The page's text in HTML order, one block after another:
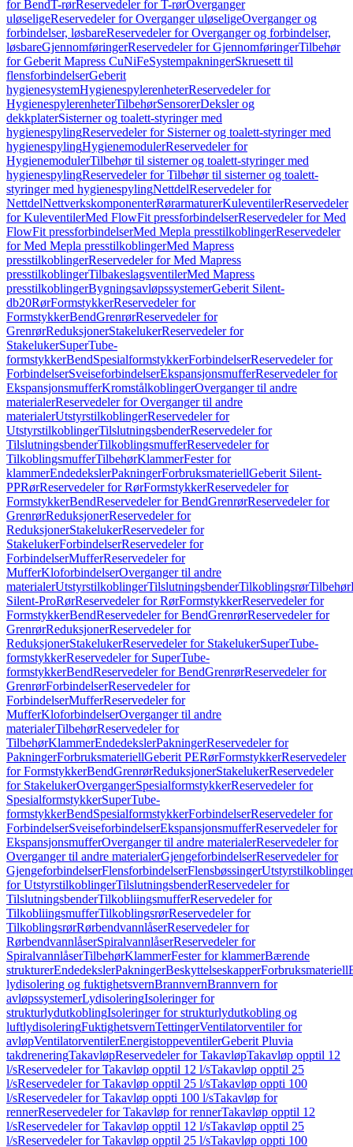
for BendT-rørReservedeler for T-rørOverganger
uløseligeReservedeler for Overganger uløseligeOverganger og
forbindelser, løsbareReservedeler for Overganger og forbindelser,
løsbareGjennomføringerReservedeler for GjennomføringerTilbehør
for Geberit Mapress CuNiFeSystempakningerSkruesett til
flensforbindelserGeberit
hygienesystemHygienespylerenheterReservedeler for
HygienespylerenheterTilbehørSensorerDeksler og
dekkplaterSisterner og toalett-styringer med
hygienespylingReservedeler for Sisterner og toalett-styringer med
hygienespylingHygienemodulerReservedeler for
HygienemodulerTilbehør til sisterner og toalett-styringer med
hygienespylingReservedeler for Tilbehør til sisterner og toalett-
styringer med hygienespylingNettdelReservedeler for
NettdelNettverkskomponenterRørarmaturerKuleventilerReservedeler
for KuleventilerMed FlowFit pressforbindelserReservedeler for Med
FlowFit pressforbindelserMed Mepla presstilkoblingerReservedeler
for Med Mepla presstilkoblingerMed Mapress
presstilkoblingerReservedeler for Med Mapress
presstilkoblingerTilbakeslagsventilerMed Mapress
presstilkoblingerBygningsavløpssystemerGeberit Silent-
db20RørFormstykkerReservedeler for
FormstykkerBendGrenrørReservedeler for
GrenrørReduksjonerStakelukerReservedeler for
StakelukerSuperTube-
formstykkerBendSpesialformstykkerForbindelserReservedeler for
ForbindelserSveiseforbindelserEkspansjonsmufferReservedeler for
EkspansjonsmufferKromstålkoblingerOverganger til andre
materialerReservedeler for Overganger til andre
materialerUtstyrstilkoblingerReservedeler for
UtstyrstilkoblingerTilslutningsbenderReservedeler for
TilslutningsbenderTilkoblingsmufferReservedeler for
TilkoblingsmufferTilbehørKlammerFester for
klammerEndedekslerPakningerForbruksmateriellGeberit Silent-
PPRørReservedeler for RørFormstykkerReservedeler for
FormstykkerBendReservedeler for BendGrenrørReservedeler for
GrenrørReduksjonerReservedeler for
ReduksjonerStakelukerReservedeler for
StakelukerForbindelserReservedeler for
ForbindelserMufferReservedeler for
MufferKloforbindelserOverganger til andre
materialerUtstyrstilkoblingerTilslutningsbenderTilkoblingsrørTilbehør
Silent-ProRørReservedeler for RørFormstykkerReservedeler for
FormstykkerBendReservedeler for BendGrenrørReservedeler for
GrenrørReduksjonerReservedeler for
ReduksjonerStakelukerReservedeler for StakelukerSuperTube-
formstykkerReservedeler for SuperTube-
formstykkerBendReservedeler for BendGrenrørReservedeler for
GrenrørForbindelserReservedeler for
ForbindelserMufferReservedeler for
MufferKloforbindelserOverganger til andre
materialerTilbehørReservedeler for
TilbehørKlammerEndedekslerPakningerReservedeler for
PakningerForbruksmateriellGeberit PERørFormstykkerReservedeler
for FormstykkerBendGrenrørReduksjonerStakelukerReservedeler
for StakelukerOvergangerSpesialformstykkerReservedeler for
SpesialformstykkerSuperTube-
formstykkerBendSpesialformstykkerForbindelserReservedeler for
ForbindelserSveiseforbindelserEkspansjonsmufferReservedeler for
EkspansjonsmufferOverganger til andre materialerReservedeler for
Overganger til andre materialerGjengeforbindelserReservedeler for
GjengeforbindelserFlensforbindelserFlensbøssingerUtstyrstilkoblinger
for UtstyrstilkoblingerTilslutningsbenderReservedeler for
TilslutningsbenderTilkobliingsmufferReservedeler for
TilkobliingsmufferTilkoblingsrørReservedeler for
TilkoblingsrørRørbendvannlåserReservedeler for
RørbendvannlåserSpiralvannlåserReservedeler for
SpiralvannlåserTilbehørKlammerFester for klammerBærende
strukturerEndedekslerPakningerBeskyttelseskapperForbruksmateriell
lydisolering og fuktighetsvernBrannvernBrannvern for
avløpssystemerLydisoleringIsoleringer for
strukturlydutkoblingIsoleringer for strukturlydutkobling og
luftlydisoleringFuktighetsvernTettingerVentilatorventiler for
avløpVentilatorventilerEnergistoppeventilerGeberit Pluvia
takdreneringTakavløpReservedeler for TakavløpTakavløp opptil 12
l/sReservedeler for Takavløp opptil 12 l/sTakavløp opptil 25
l/sReservedeler for Takavløp opptil 25 l/sTakavløp oppti 100
l/sReservedeler for Takavløp oppti 100 l/sTakavløp for
rennerReservedeler for Takavløp for rennerTakavløp opptil 12
l/sReservedeler for Takavløp opptil 12 l/sTakavløp opptil 25
l/sReservedeler for Takavløp opptil 25 l/sTakavløp oppti 100